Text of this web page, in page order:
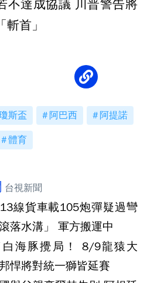
不達成協議 川普警告將
斬首」
斯盃 阿巴西 阿提諾
體育
台視新聞
線貨車載105炮彈疑過彎
滾落水溝」 軍方搬運中
白海豚攪局！ 8/9龍猿大
悍將對統一獅皆延賽